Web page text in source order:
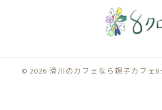
© 2026 滑川のカフェなら親子カフェ8